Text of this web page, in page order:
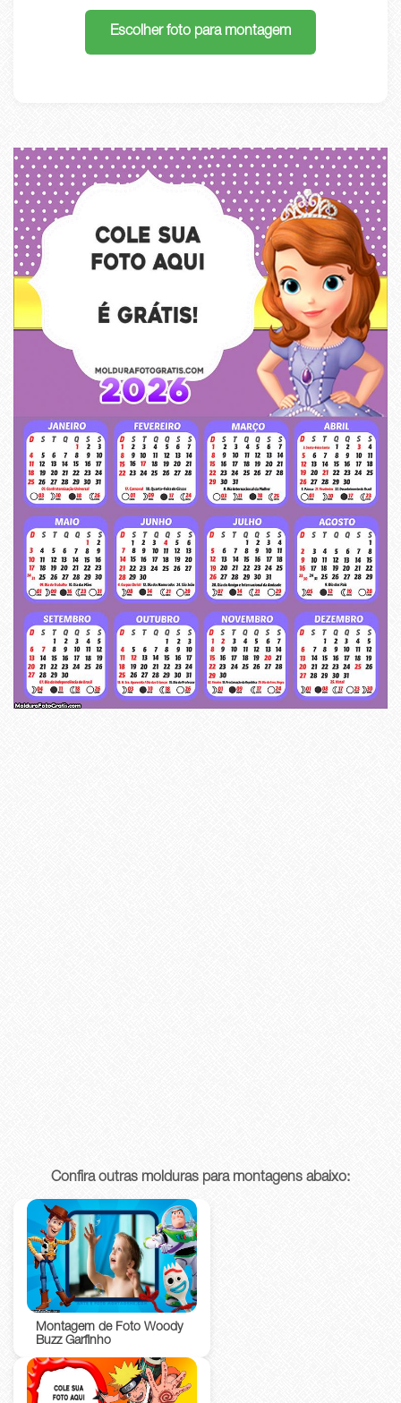
Escolher foto para montagem
Confira outras molduras para montagens abaixo:
Montagem de Foto Woody
Buzz Garfinho